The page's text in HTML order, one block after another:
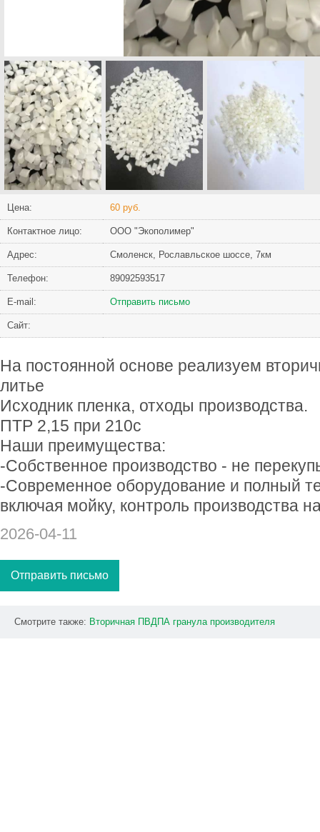
Цена: 60 руб.
Контактное лицо: ООО "Экополимер"
Адрес: Смоленск, Рославльское шоссе, 7км
Телефон: 89092593517
Е-mail: Отправить письмо
Сайт:
На постоянной основе реализуем
литье
Исходник пленка, отходы производства.
ПТР 2,15 при 210с
Наши преимущества:
-Собственное производство - не
-Современное оборудование и полный
включая мойку, контроль производства
2026-04-11
Отправить письмо
Смотрите также: Вторичная ПВДПА гранула производителя